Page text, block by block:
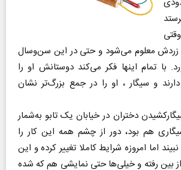
زردش معلوم می‌شود و حتی در این سن‌وسال
با تمام اینها فکر می‌کند دوستانش او را
دارند و سیگار ، او را در جمع بزرگ‌تر نشان
دختران در خیابان یک تابو به‌شمار
هم بود، دور از چشم همه این کار را
اما امروزه شرایط کاملا تغییر کرده و این
بین رفته و خیلی‌ها حتی نمایشی هم که شده